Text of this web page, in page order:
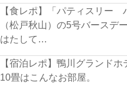
【食レポ】「パティスリー
（松戸秋山）の5号バースデ
はたして…
【宿泊レポ】鴨川グランド
10畳はこんなお部屋。